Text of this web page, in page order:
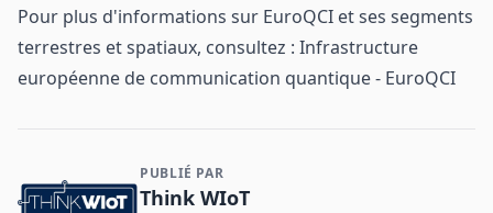
Pour plus d'informations sur EuroQCI et ses segments
terrestres et spatiaux, consultez : Infrastructure
européenne de communication quantique - EuroQCI
Contact et informations sur l'entreprise
PUBLIÉ PAR
Think WIoT